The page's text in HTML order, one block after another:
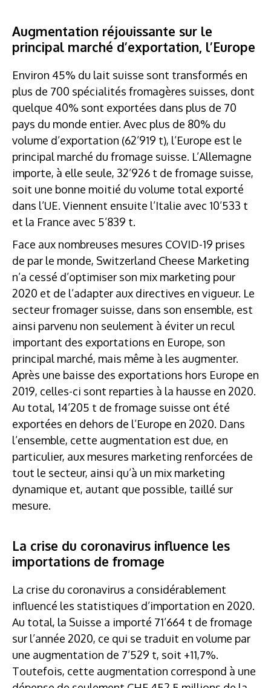
Augmentation réjouissante sur le
principal marché d’exportation, l’Europe
Environ 45% du lait suisse sont transformés en
plus de 700 spécialités fromagères suisses, dont
quelque 40% sont exportées dans plus de 70
pays du monde entier. Avec plus de 80% du
volume d’exportation (62’919 t), l’Europe est le
principal marché du fromage suisse. L’Allemagne
importe, à elle seule, 32’926 t de fromage suisse,
soit une bonne moitié du volume total exporté
dans l’UE. Viennent ensuite l’Italie avec 10’533 t
et la France avec 5’839 t.
Face aux nombreuses mesures COVID-19 prises
de par le monde, Switzerland Cheese Marketing
n’a cessé d’optimiser son mix marketing pour
2020 et de l’adapter aux directives en vigueur. Le
secteur fromager suisse, dans son ensemble, est
ainsi parvenu non seulement à éviter un recul
important des exportations en Europe, son
principal marché, mais même à les augmenter.
Après une baisse des exportations hors Europe en
2019, celles-ci sont reparties à la hausse en 2020.
Au total, 14’205 t de fromage suisse ont été
exportées en dehors de l’Europe en 2020. Dans
l’ensemble, cette augmentation est due, en
particulier, aux mesures marketing renforcées de
tout le secteur, ainsi qu’à un mix marketing
dynamique et, autant que possible, taillé sur
mesure.
La crise du coronavirus influence les
importations de fromage
La crise du coronavirus a considérablement
influencé les statistiques d’importation en 2020.
Au total, la Suisse a importé 71’664 t de fromage
sur l’année 2020, ce qui se traduit en volume par
une augmentation de 7’529 t, soit +11,7%.
Toutefois, cette augmentation correspond à une